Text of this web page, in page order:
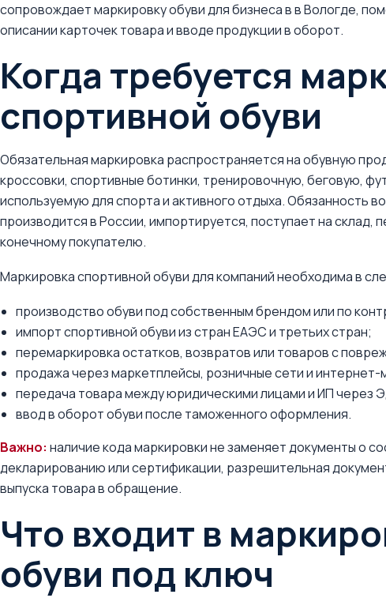
сопровождает маркировку обуви для бизнеса в в Вологде,
описании карточек товара и вводе продукции в оборот.
Когда требуется
спортивной обуви
Обязательная маркировка распространяется на обувную
кроссовки, спортивные ботинки, тренировочную, беговую,
используемую для спорта и активного отдыха. Обязанность
производится в России, импортируется, поступает на склад,
конечному покупателю.
Маркировка спортивной обуви для компаний необходима в
производство обуви под собственным брендом или по
импорт спортивной обуви из стран ЕАЭС и третьих стран;
перемаркировка остатков, возвратов или товаров с
продажа через маркетплейсы, розничные сети и интернет-
передача товара между юридическими лицами и ИП через
ввод в оборот обуви после таможенного оформления.
Важно: наличие кода маркировки не заменяет документы о
декларированию или сертификации, разрешительная
выпуска товара в обращение.
Что входит в
обуви под ключ